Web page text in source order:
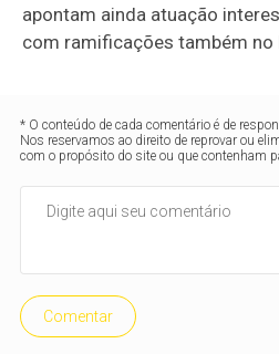
apontam ainda atuação
com ramificações também no
* O conteúdo de cada comentário é de
Nos reservamos ao direito de reprovar ou
com o propósito do site ou que contenham
Comentar